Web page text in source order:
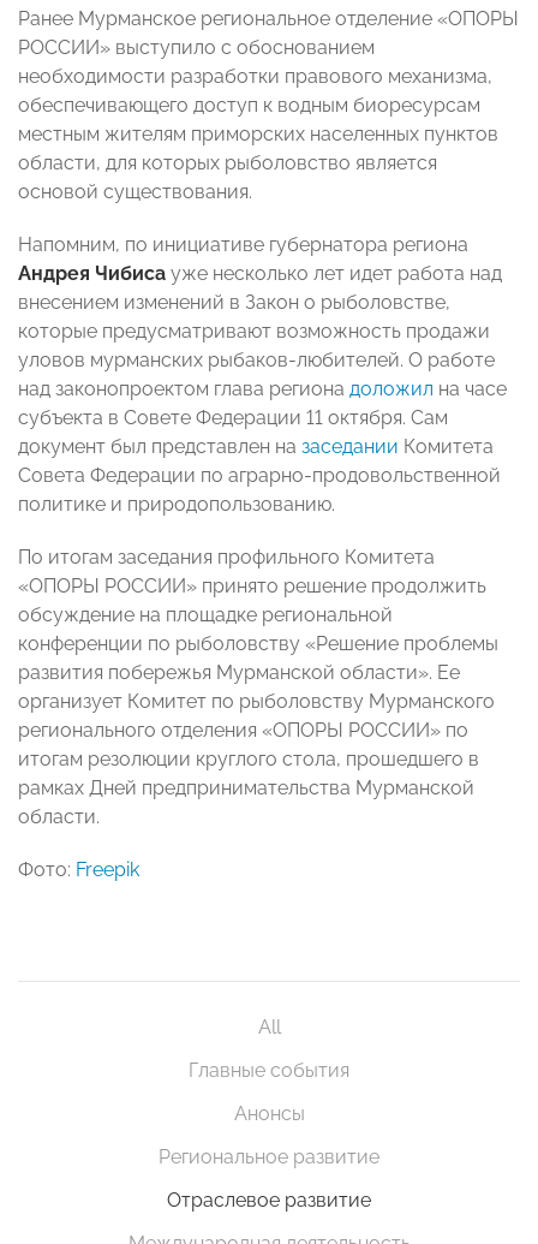
Ранее Мурманское региональное отделение «ОПОРЫ
РОССИИ» выступило с обоснованием
необходимости разработки правового механизма,
обеспечивающего доступ к водным биоресурсам
местным жителям приморских населенных пунктов
области, для которых рыболовство является
основой существования.
Напомним, по инициативе губернатора региона
Андрея Чибиса уже несколько лет идет работа над
внесением изменений в Закон о рыболовстве,
которые предусматривают возможность продажи
уловов мурманских рыбаков-любителей. О работе
над законопроектом глава региона доложил на часе
субъекта в Совете Федерации 11 октября. Сам
документ был представлен на заседании Комитета
Совета Федерации по аграрно-продовольственной
политике и природопользованию.
По итогам заседания профильного Комитета
«ОПОРЫ РОССИИ» принято решение продолжить
обсуждение на площадке региональной
конференции по рыболовству «Решение проблемы
развития побережья Мурманской области». Ее
организует Комитет по рыболовству Мурманского
регионального отделения «ОПОРЫ РОССИИ» по
итогам резолюции круглого стола, прошедшего в
рамках Дней предпринимательства Мурманской
области.
Фото: Freepik
All
Главные события
Анонсы
Региональное развитие
Отраслевое развитие